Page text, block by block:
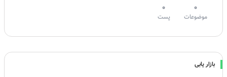
0
موضوعات
0
پست
بازار یابی